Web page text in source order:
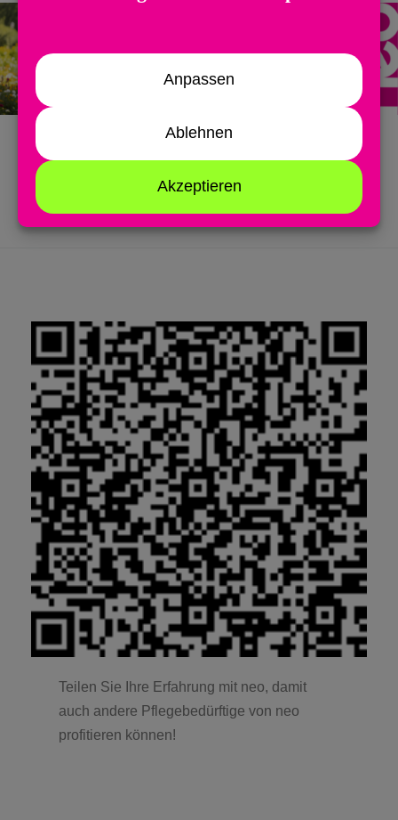
Teilen Sie Ihre Erfahrung mit neo, damit
auch andere Pflegebedürftige von neo
profitieren können!